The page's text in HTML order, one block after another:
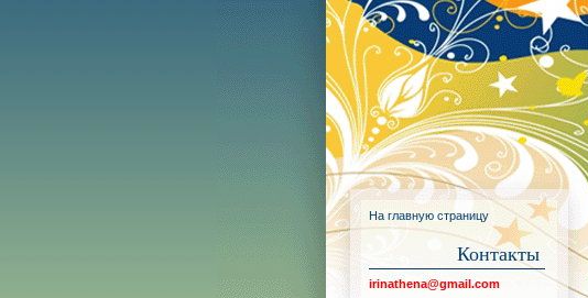
На главную страницу
Контакты
irinathena@gmail.com